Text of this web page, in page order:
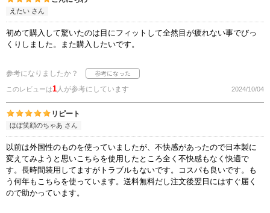
えたい さん
初めて購入して驚いたのは目にフィットして全然目が疲れない事でびっ
くりしました。また購入したいです。
参考になりましたか？
このレビューは1人が参考にしています 2024/10/04
リピート
ほぼ笑顔のちゃあ さん
以前は外国性のものを使っていましたが、不快感があったので日本製に
変えてみようと思いこちらを使用したところ全く不快感もなく快適で
す。長時間装用してますがトラブルもないです。コスパも良いです。も
う何年もこちらを使っています。送料無料だし注文後翌日にはすぐ届く
ので助かっています。